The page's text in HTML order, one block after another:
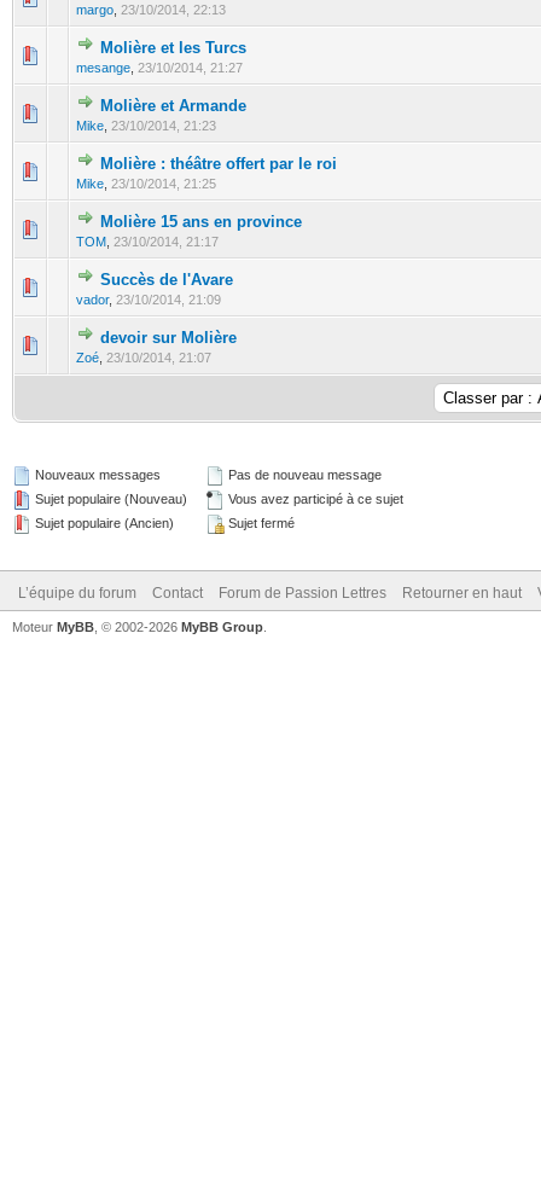
margo 23/10/2014, 22:13
Molière et les Turcs
mesange 23/10/2014, 21:27
Molière et Armande
Mike 23/10/2014, 21:23
Molière : théâtre offert par le roi
Mike 23/10/2014, 21:25
Molière 15 ans en province
TOM 23/10/2014, 21:17
Succès de l'Avare
vador, 23/10/2014, 21:09
devoir sur Molière
Zoé 23/10/2014, 21:07
Nouveaux messages
Sujet populaire (Nouveau)
Sujet populaire (Ancien)
Pas de nouveau message
Vous avez participé à ce sujet
Sujet fermé
L’équipe du forum Contact Forum de Passion Lettres Retourner en haut
Moteur MyBB , © 2002-2026 MyBB Group